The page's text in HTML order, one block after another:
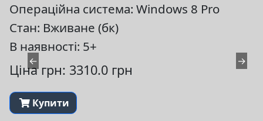
← →
Операційна система: Windows 8 Pro
Стан: Вживане (бк)
В наявності: 5+
Ціна грн: 3310.0 грн
Купити